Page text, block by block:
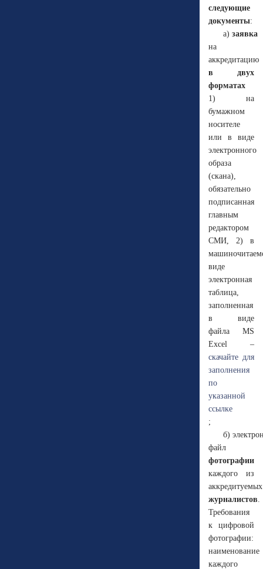
следующие
документы:
а) заявка
на
аккредитацию
в двух
форматах
1) на
бумажном
носителе
или в виде
электронного
образа
(скана),
обязательно
подписанная
главным
редактором
СМИ, 2) в
виде
электронная
таблица,
заполненная
в виде
файла MS
Excel –
скачайте для
заполнения
по
указанной
ссылке
;
б)
файл
фотографии
каждого из
аккредитуемых
журналистов.
Требования
к цифровой
фотографии:
наименование
каждого